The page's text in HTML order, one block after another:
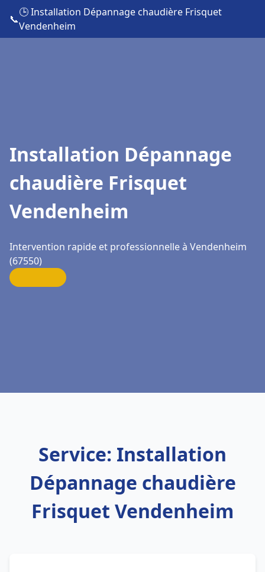
📞
🕒 Installation Dépannage chaudière Frisquet
Vendenheim
Installation Dépannage
chaudière Frisquet
Vendenheim
Intervention rapide et professionnelle à Vendenheim
(67550)
Service: Installation
Dépannage chaudière
Frisquet Vendenheim